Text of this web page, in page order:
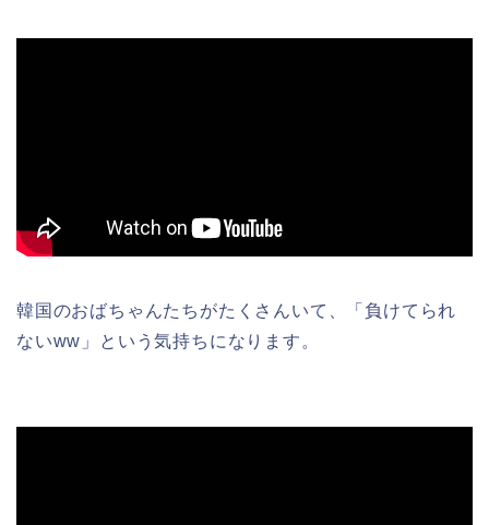
韓国のおばちゃんたちがたくさんいて、「負けてられ
ないww」という気持ちになります。